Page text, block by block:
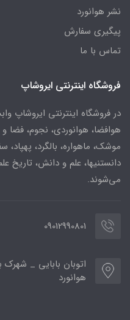
نشر هوانورد
پیگیری سفارش
تماس با ما
فروشگاه اینترنتی ایروشاپ
در فروشگاه اینترنتی ایروشاپ
هوافضا، هوانوردی، نجوم، فضا
موشک، ماهواره، بالگرد، پهپاد،
دانستنیها، علم و دانش، تاریخ
می‌شوند.
09012990801
هوانورد